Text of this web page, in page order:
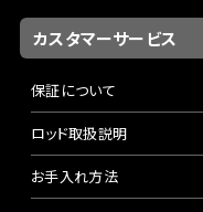
カスタマーサービス
保証について
ロッド取扱説明
お手入れ方法